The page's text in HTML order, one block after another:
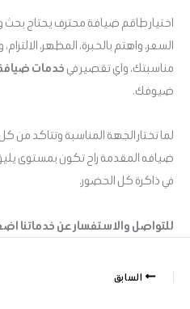
اختيار طاقم ضيافة محترف يحتاج بحث
السعر، واهتم بالخبرة، المظهر،
مناسبتك، واي تقصير فيخدمات
ضيوفك.
لما تختار الجهة المناسبة وتتاكد من
ضيافه المقدمة راح تكون بمستوى
في ذاكرة كل الحضور.
للتواصل والاستفسار عن خدماتنا
السابق